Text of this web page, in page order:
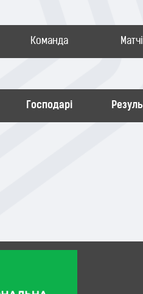
Команда Матчі
Господарі